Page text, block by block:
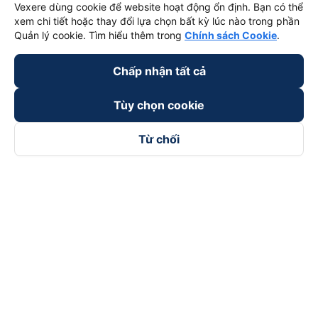
Vexere dùng cookie để website hoạt động ổn định. Bạn có thể
xem chi tiết hoặc thay đổi lựa chọn bất kỳ lúc nào trong phần
Quản lý cookie. Tìm hiểu thêm trong Chính sách Cookie.
Chấp nhận tất cả
Tùy chọn cookie
Từ chối